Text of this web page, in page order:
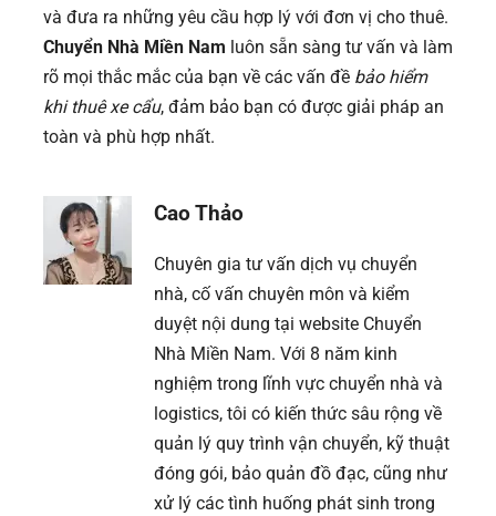
và đưa ra những yêu cầu hợp lý với đơn vị cho thuê.
Chuyển Nhà Miền Nam luôn sẵn sàng tư vấn và làm
rõ mọi thắc mắc của bạn về các vấn đề bảo hiểm
khi thuê xe cẩu, đảm bảo bạn có được giải pháp an
toàn và phù hợp nhất.
Cao Thảo
Chuyên gia tư vấn dịch vụ chuyển
nhà, cố vấn chuyên môn và kiểm
duyệt nội dung tại website Chuyển
Nhà Miền Nam. Với 8 năm kinh
nghiệm trong lĩnh vực chuyển nhà và
logistics, tôi có kiến thức sâu rộng về
quản lý quy trình vận chuyển, kỹ thuật
đóng gói, bảo quản đồ đạc, cũng như
xử lý các tình huống phát sinh trong